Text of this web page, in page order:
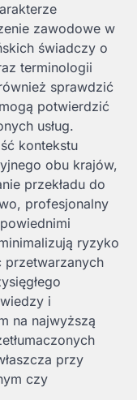
zawodowe w
świadczy o
terminologii
sprawdzić
potwierdzić
usług.
kontekstu
obu krajów,
przekładu do
profesjonalny
ryzyko
przetwarzanych
i
na najwyższą
przy
czy